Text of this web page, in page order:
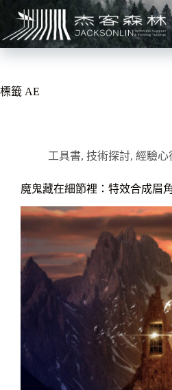
主
容
標籤 AE
工具書, 技術探討, 經驗心
魔鬼藏在細節裡：特效合成眉角